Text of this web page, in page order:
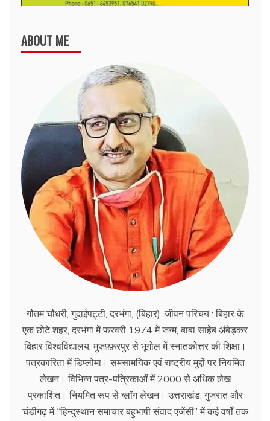
ABOUT ME
गौतम चौधरी, गुदाईपट्टी, दरभंगा, (बिहार). जीवन परिचय : बिहार के
एक छोटे शहर, दरभंगा में फरवरी 1974 में जन्म, बाबा साहेब अंबेड्कर
बिहार विश्वविद्यालय, मुज़फ़्फ़रपुर से भूगोल में स्नातकोत्तर की शिक्षा।
पत्रकारिता में डिप्लोमा। समसामयिक एवं राष्ट्रीय मुद्दों पर नियमित
लेखन। विभिन्न पत्र-पत्रिकाओं में 2000 से अधिक लेख
प्रकाशित। नियमित रूप से ब्लाॅग लेखन। उत्तराखंड, गुजरात और
चंडीगढ़ में ‘‘हिन्दुस्थान समाचार बहुभाषी संवाद एजेंसी’’ में कई वर्षों तक